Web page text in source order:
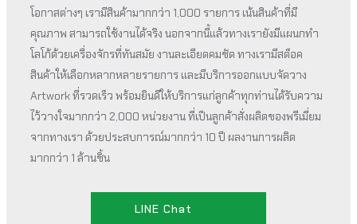
โอกาสต่างๆ เรามีสินค้ามากกว่า 1,000 รายการ เน้นสินค้าที่มี
คุณภาพ สามารถใช้งานได้จริง นอกจากนี้แล้วทางเรายังมีแผนกทำ
โลโก้ด้วยเครื่องจักรที่ทันสมัย งานละเอียดคมชัด ทางเรามีสต็อค
สินค้าให้เลือกหลากหลายรายการ และมีบริการออกแบบจัดวาง
Artwork ที่รวดเร็ว พร้อมยินดีให้บริการแก่ลูกค้าทุกท่านได้รับความ
ไว้วางใจมากกว่า 2,000 หน่วยงาน ที่เป็นลูกค้าสั่งผลิตของพรีเมี่ยม
จากทางเรา ด้วยประสบการณ์มากกว่า 10 ปี ผลงานการผลิต
มากกว่า 1 ล้านชิ้น
LINE Chat